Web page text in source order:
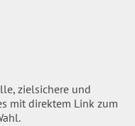
zielsichere und
mit direktem Link zum